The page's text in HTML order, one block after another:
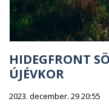
HIDEGFRONT
ÚJÉVKOR
2023. december. 29 20:55